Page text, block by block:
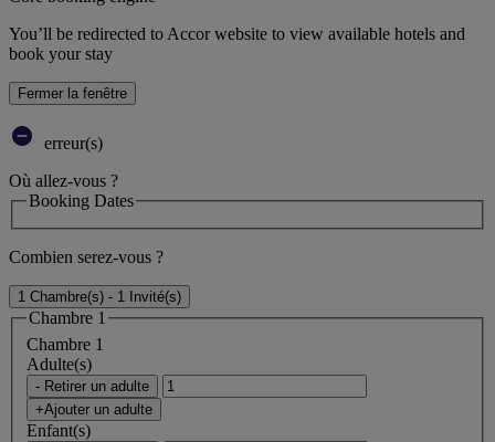
You’ll be redirected to Accor website to view available hotels and
book your stay
Fermer la fenêtre
erreur(s)
Où allez-vous ?
Booking Dates
Combien serez-vous ?
1 Chambre(s) - 1 Invité(s)
Chambre 1
Chambre 1
Adulte(s)
- Retirer un adulte
+Ajouter un adulte
Enfant(s)